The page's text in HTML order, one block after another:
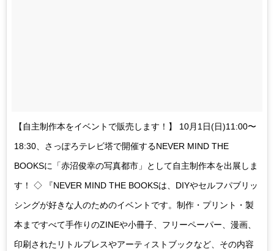
【自主制作本をイベントで販売します！】 10月1日(日)11:00〜
18:30、さっぽろテレビ塔で開催するNEVER MIND THE
BOOKSに「赤沼俊幸の写真都市」として自主制作本を出展しま
す！ ◇ 『NEVER MIND THE BOOKSは、DIYやセルフパブリッ
シングが好きな人のためのイベントです。制作・プリント・製
本まですべて手作りのZINEや小冊子、フリーペーパー、漫画、
印刷されたリトルプレスやアーティストブックなど、その内容